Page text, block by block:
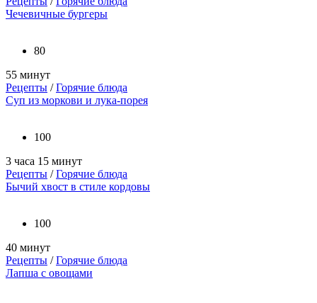
Чечевичные бургеры
80
55 минут
Рецепты /Горячие блюда
Суп из моркови и лука-порея
100
3 часа 15 минут
Рецепты /Горячие блюда
Бычий хвост в стиле кордовы
100
40 минут
Рецепты /Горячие блюда
Лапша с овощами